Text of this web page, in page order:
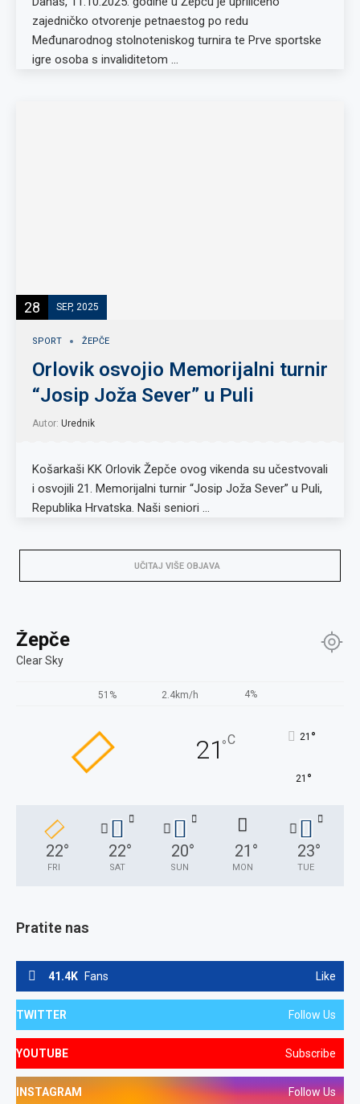
zajedničko otvorenje petnaestog po redu
Međunarodnog stolnoteniskog turnira te Prve sportske
igre osoba s invaliditetom …
28 SEP, 2025
SPORT ŽEPČE
Orlovik osvojio Memorijalni turnir
“Josip Joža Sever” u Puli
Autor: Urednik
Košarkaši KK Orlovik Žepče ovog vikenda su učestvovali
i osvojili 21. Memorijalni turnir “Josip Joža Sever” u Puli,
Republika Hrvatska. Naši seniori …
UČITAJ VIŠE OBJAVA
Žepče
Clear Sky
51% 2.4km/h 4%
21°C 21 °
21 °
22°
FRI
22°
SAT
20°
SUN
21 °
MON
23°
TUE
Pratite nas
41.4K Fans Like
TWITTER Follow Us
YOUTUBE Subscribe
INSTAGRAM Follow Us